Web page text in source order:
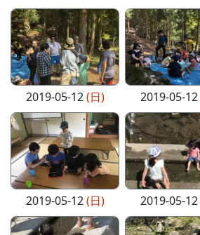
2019-05-12(日) 2019-05-12
2019-05-12(日) 2019-05-12